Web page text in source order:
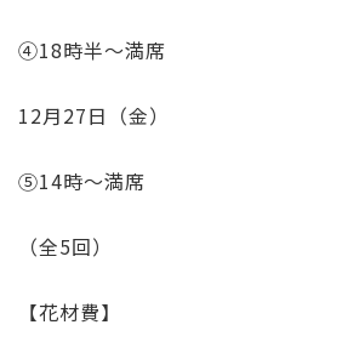
④18時半〜満席
12月27日（金）
⑤14時〜満席
（全5回）
【花材費】